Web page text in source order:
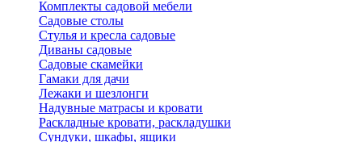
Комплекты садовой мебели
Садовые столы
Стулья и кресла садовые
Диваны садовые
Садовые скамейки
Гамаки для дачи
Лежаки и шезлонги
Надувные матрасы и кровати
Раскладные кровати, раскладушки
Сундуки, шкафы, ящики